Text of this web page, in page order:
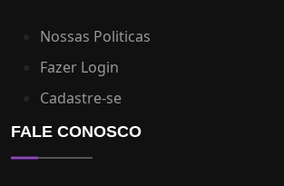
Nossas Politicas
Fazer Login
Cadastre-se
FALE CONOSCO